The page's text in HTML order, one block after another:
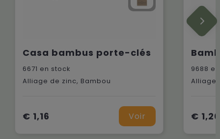
Casa bambus porte-clés
6671 en stock
Alliage de zinc, Bambou
€ 1,16 Voir
9688
Alliage
€ 1,20